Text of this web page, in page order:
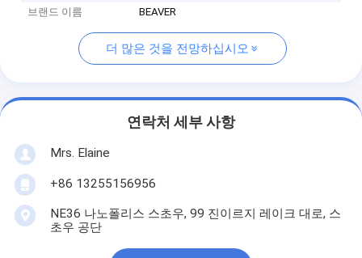
브랜드 이름
BEAVER
더 많은 것을 전망하십시오
연락처 세부 사항
Mrs. Elaine
+86 13255156956
NE36 나노폴리스 스초우, 99 진이르지 레이크 대로, 스
초우 공단